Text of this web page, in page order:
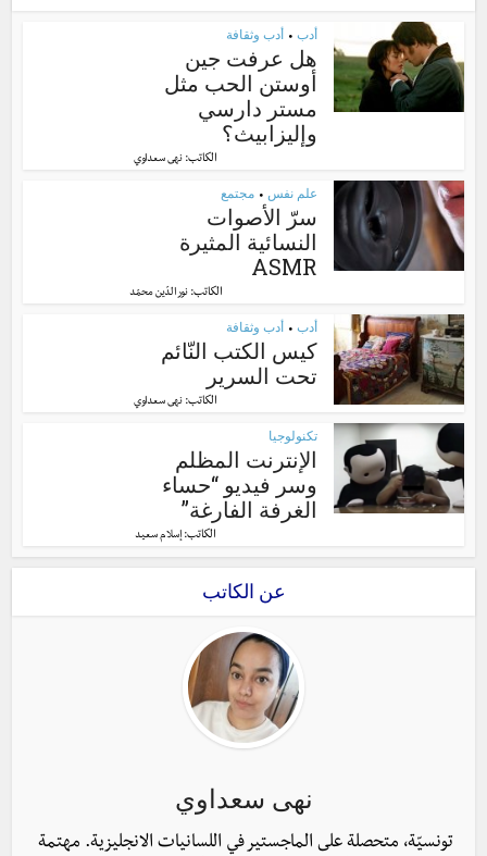
أدب • أدب وثقافة
هل عرفت جين
أوستن الحب مثل
مستر دارسي
وإليزابيث؟
الكاتب: نهى سعداوي
علم نفس • مجتمع
سرّ الأصوات
النسائية المثيرة
ASMR
الكاتب:نور الدّين محمّد
أدب • أدب وثقافة
كيس الكتب النّائم
تحت السرير
الكاتب: نهى سعداوي
تكنولوجيا
الإنترنت المظلم
وسر فيديو “حساء
الغرفة الفارغة”
الكاتب: إسلام سعيد
عن الكاتب
نهى سعداوي
تونسيّة، متحصلة على الماجستير في اللسانيات الانجليزية. مهتمة